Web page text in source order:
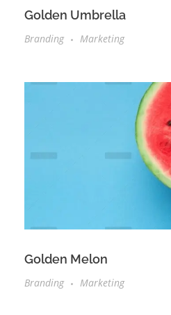
Golden Umbrella
Branding
Marketing
Golden Melon
Branding
Marketing